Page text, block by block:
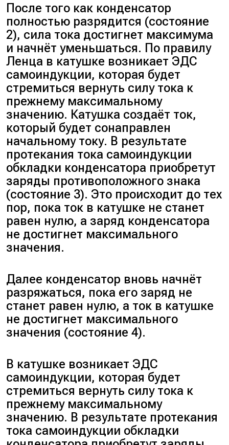
После того как конденсатор
полностью разрядится (состояние
2), сила тока достигнет максимума
и начнёт уменьшаться. По правилу
Ленца в катушке возникает ЭДС
самоиндукции, которая будет
стремиться вернуть силу тока к
прежнему максимальному
значению. Катушка создаёт ток,
который будет сонаправлен
начальному току. В результате
протекания тока самоиндукции
обкладки конденсатора приобретут
заряды противоположного знака
(состояние 3). Это происходит до тех
пор, пока ток в катушке не станет
равен нулю, а заряд конденсатора
не достигнет максимального
значения.
Далее конденсатор вновь начнёт
разряжаться, пока его заряд не
станет равен нулю, а ток в катушке
не достигнет максимального
значения (состояние 4).
В катушке возникает ЭДС
самоиндукции, которая будет
стремиться вернуть силу тока к
прежнему максимальному
значению. В результате протекания
тока самоиндукции обкладки